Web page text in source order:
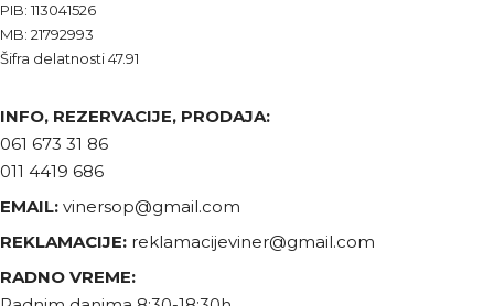
PIB: 113041526
MB: 21792993
Šifra delatnosti 47.91
INFO, REZERVACIJE, PRODAJA:
061 673 31 86
011 4419 686
EMAIL: vinersop@gmail.com
REKLAMACIJE: reklamacijeviner@gmail.com
RADNO VREME: